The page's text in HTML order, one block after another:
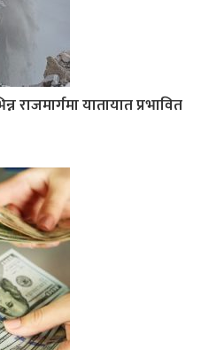
राजमार्गमा यातायात प्रभावित